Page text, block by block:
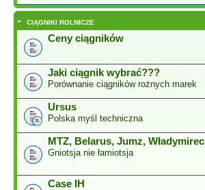
- CIĄGNIKI ROLNICZE
Ceny ciągników
Jaki ciągnik wybrać???
Porównanie ciągników rożnych marek
Ursus
Polska myśl techniczna
MTZ, Belarus, Jumz, Władymirec
Gniotsja nie łamiotsja
Case IH